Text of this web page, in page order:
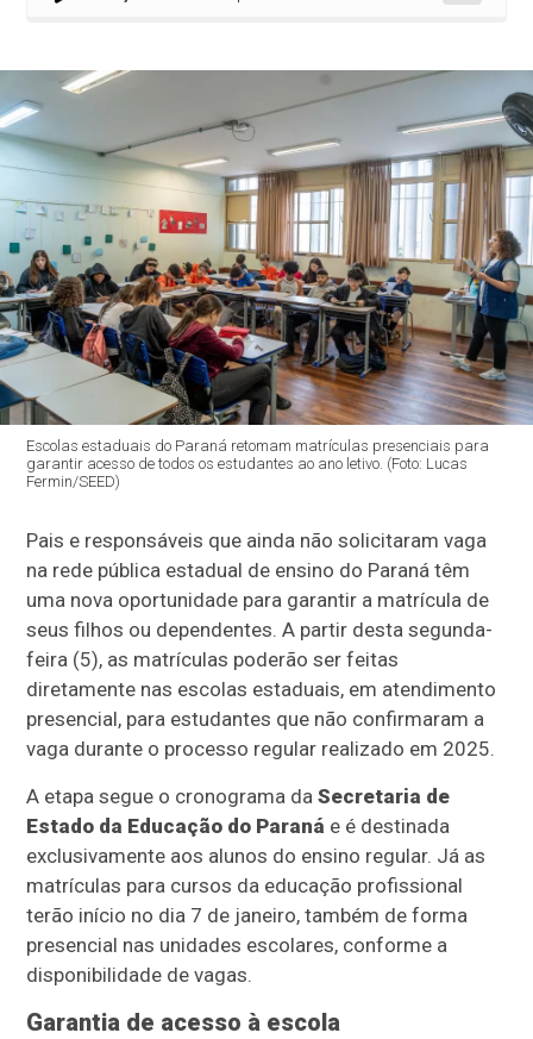
Escolas estaduais do Paraná retomam matrículas presenciais para
garantir acesso de todos os estudantes ao ano letivo. (Foto: Lucas
Fermin/SEED)
Pais e responsáveis que ainda não solicitaram vaga
na rede pública estadual de ensino do Paraná têm
uma nova oportunidade para garantir a matrícula de
seus filhos ou dependentes. A partir desta segunda-
feira (5), as matrículas poderão ser feitas
diretamente nas escolas estaduais, em atendimento
presencial, para estudantes que não confirmaram a
vaga durante o processo regular realizado em 2025.
A etapa segue o cronograma daSecretaria de
Estado da Educação do Paraná e é destinada
exclusivamente aos alunos do ensino regular. Já as
matrículas para cursos da educação profissional
terão início no dia 7 de janeiro, também de forma
presencial nas unidades escolares, conforme a
disponibilidade de vagas.
Garantia de acesso à escola